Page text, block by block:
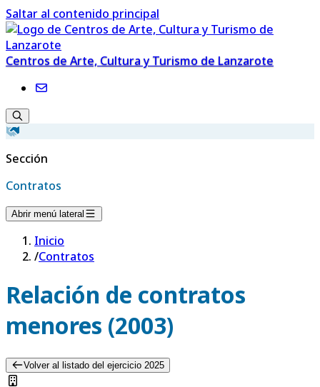
Saltar al contenido principal
Centros de Arte, Cultura y Turismo de Lanzarote
Sección
Contratos
Abrir menú lateral
Inicio
/Contratos
Relación de contratos
menores (2003)
Volver al listado del ejercicio 2025